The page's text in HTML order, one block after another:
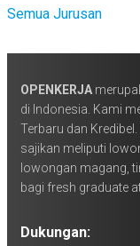
Semua Jurusan
OPENKERJA
di Indonesia. Kami
Terbaru dan
sajikan meliputi
lowongan magang,
bagi fresh graduate
Dukungan: